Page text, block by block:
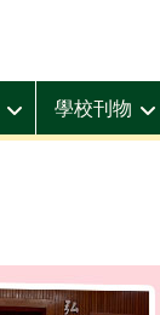
學校刊物